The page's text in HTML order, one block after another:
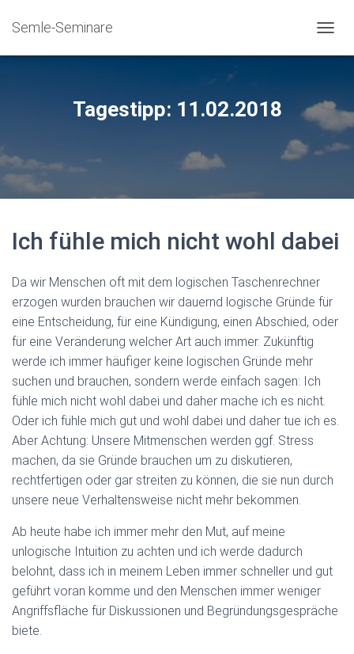
Semle-Seminare
Tagestipp: 11.02.2018
Ich fühle mich nicht wohl dabei
Da wir Menschen oft mit dem logischen Taschenrechner
erzogen wurden brauchen wir dauernd logische Gründe für
eine Entscheidung, für eine Kündigung, einen Abschied, oder
für eine Veränderung welcher Art auch immer. Zukünftig
werde ich immer häufiger keine logischen Gründe mehr
suchen und brauchen, sondern werde einfach sagen: Ich
fühle mich nicht wohl dabei und daher mache ich es nicht.
Oder ich fühle mich gut und wohl dabei und daher tue ich es.
Aber Achtung: Unsere Mitmenschen werden ggf. Stress
machen, da sie Gründe brauchen um zu diskutieren,
rechtfertigen oder gar streiten zu können, die sie nun durch
unsere neue Verhaltensweise nicht mehr bekommen.
Ab heute habe ich immer mehr den Mut, auf meine
unlogische Intuition zu achten und ich werde dadurch
belohnt, dass ich in meinem Leben immer schneller und gut
geführt voran komme und den Menschen immer weniger
Angriffsfläche für Diskussionen und Begründungsgespräche
biete.